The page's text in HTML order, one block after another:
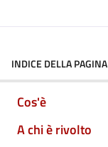
INDICE DELLA PAGINA
Cos'è
A chi è rivolto